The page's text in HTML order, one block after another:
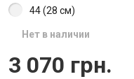
44 (28 см)
Нет в наличии
3 070 грн.